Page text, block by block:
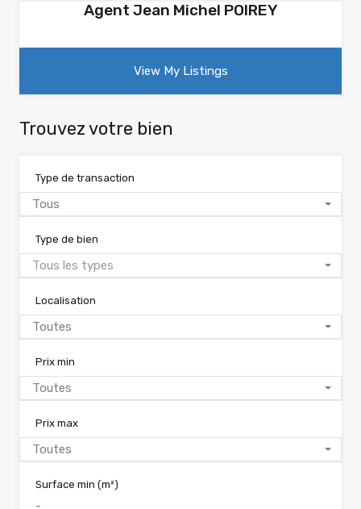
Agent Jean Michel POIREY
View My Listings
Trouvez votre bien
Type de transaction
Tous
Type de bien
Tous les types
Localisation
Toutes
Prix min
Toutes
Prix max
Toutes
Surface min (m²)